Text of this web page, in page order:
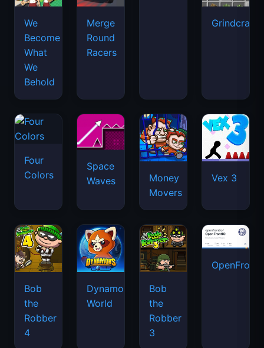
We
Become
What
We
Behold
Merge
Round
Racers
Grindcraft
Four
Colors
Space
Waves
Money
Movers
Vex 3
Bob
the
Robber
4
Dynamons
World
Bob
the
Robber
3